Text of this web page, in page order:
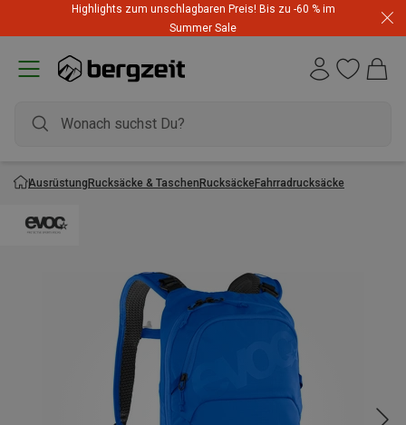
Highlights zum unschlagbaren Preis! Bis zu -60 % im
Summer Sale
AusrüstungRucksäcke & TaschenRucksäckeFahrradrucksäcke